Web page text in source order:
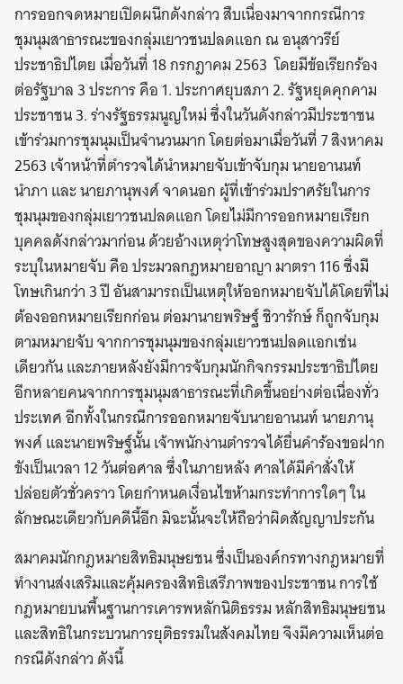
การออกจดหมายเปิดผนึกดังกล่าว สืบเนื่องมาจากกรณีการ
ชุมนุมสาธารณะของกลุ่มเยาวชนปลดแอก ณ อนุสาวรีย์
ประชาธิปไตย เมื่อวันที่ 18 กรกฎาคม 2563 โดยมีข้อเรียกร้อง
ต่อรัฐบาล 3 ประการ คือ 1. ประกาศยุบสภา 2. รัฐหยุดคุกคาม
ประชาชน 3. ร่างรัฐธรรมนูญใหม่ ซึ่งในวันดังกล่าวมีประชาชน
เข้าร่วมการชุมนุมเป็นจำนวนมาก โดยต่อมาเมื่อวันที่ 7 สิงหาคม
2563 เจ้าหน้าที่ตำรวจได้นำหมายจับเข้าจับกุม นายอานนท์
นำภา และ นายภานุพงศ์ จาดนอก ผู้ที่เข้าร่วมปราศรัยในการ
ชุมนุมของกลุ่มเยาวชนปลดแอก โดยไม่มีการออกหมายเรียก
บุคคลดังกล่าวมาก่อน ด้วยอ้างเหตุว่าโทษสูงสุดของความผิดที่
ระบุในหมายจับ คือ ประมวลกฎหมายอาญา มาตรา 116 ซึ่งมี
โทษเกินกว่า 3 ปี อันสามารถเป็นเหตุให้ออกหมายจับได้โดยที่ไม่
ต้องออกหมายเรียกก่อน ต่อมานายพริษฐ์ ชิวารักษ์ ก็ถูกจับกุม
ตามหมายจับ จากการชุมนุมของกลุ่มเยาวชนปลดแอกเช่น
เดียวกัน และภายหลังยังมีการจับกุมนักกิจกรรมประชาธิปไตย
อีกหลายคนจากการชุมนุมสาธารณะที่เกิดขึ้นอย่างต่อเนื่องทั่ว
ประเทศ อีกทั้งในกรณีการออกหมายจับนายอานนท์ นายภานุ
พงศ์ และนายพริษฐ์นั้น เจ้าพนักงานตำรวจได้ยื่นคำร้องขอฝาก
ขังเป็นเวลา 12 วันต่อศาล ซึ่งในภายหลัง ศาลได้มีคำสั่งให้
ปล่อยตัวชั่วคราว โดยกำหนดเงื่อนไขห้ามกระทำการใดๆ ใน
ลักษณะเดียวกับคดีนี้อีก มิฉะนั้นจะให้ถือว่าผิดสัญญาประกัน
สมาคมนักกฎหมายสิทธิมนุษยชน ซึ่งเป็นองค์กรทางกฎหมายที่
ทำงานส่งเสริมและคุ้มครองสิทธิเสรีภาพของประชาชน การใช้
กฎหมายบนพื้นฐานการเคารพหลักนิติธรรม หลักสิทธิมนุษยชน
และสิทธิในกระบวนการยุติธรรมในสังคมไทย จึงมีความเห็นต่อ
กรณีดังกล่าว ดังนี้